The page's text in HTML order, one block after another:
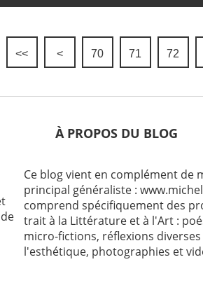
<< < 10
20
30
40
50
60
70 71 72
À PROPOS DU BLOG
Ce blog vient en complément de
principal généraliste :
comprend spécifiquement des
trait à la Littérature et à l'Art :
micro-fictions, réflexions
l'esthétique, photographies et